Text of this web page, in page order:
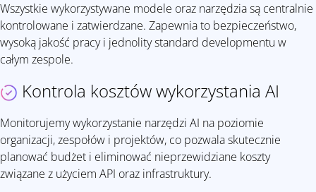
Wszystkie wykorzystywane modele oraz narzędzia są centralnie
kontrolowane i zatwierdzane. Zapewnia to bezpieczeństwo,
wysoką jakość pracy i jednolity standard developmentu w
całym zespole.
Kontrola kosztów wykorzystania AI
Monitorujemy wykorzystanie narzędzi AI na poziomie
organizacji, zespołów i projektów, co pozwala skutecznie
planować budżet i eliminować nieprzewidziane koszty
związane z użyciem API oraz infrastruktury.